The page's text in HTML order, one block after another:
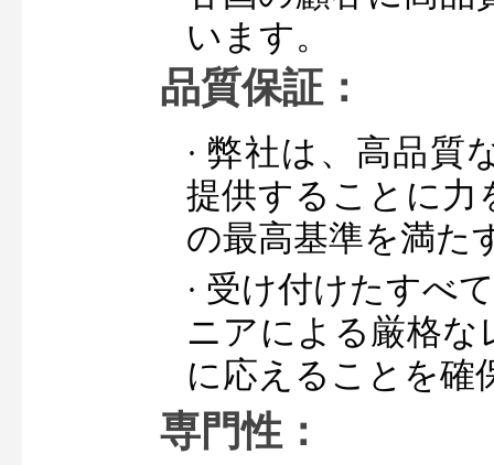
います。
品質保証：
· 弊社は、高品質
提供することに力
の最高基準を満た
· 受け付けたすべ
ニアによる厳格な
に応えることを確
専門性：